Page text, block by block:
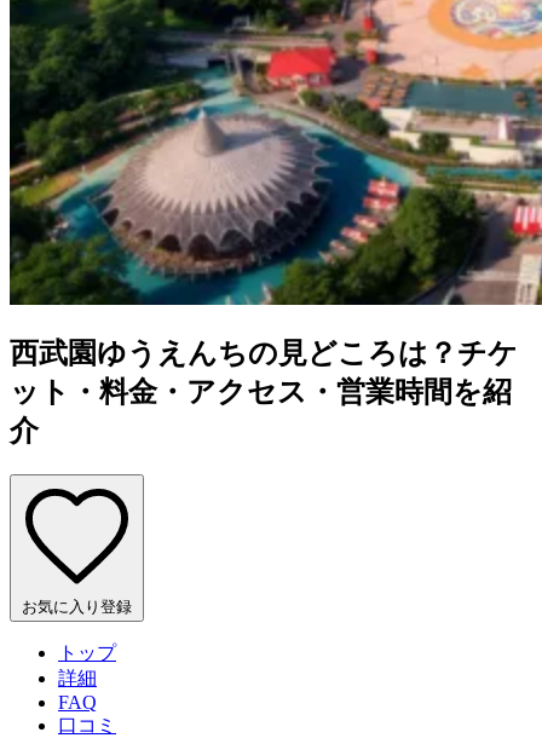
西武園ゆうえんちの見どころは？チケ
ット・料金・アクセス・営業時間を紹
介
お気に入り登録
トップ
詳細
FAQ
口コミ